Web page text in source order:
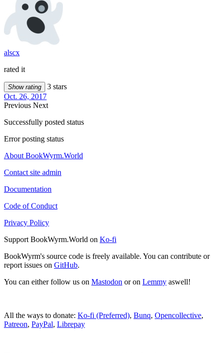
alscx
rated it
Show rating
3 stars
Oct. 26, 2017
Previous Next
Successfully posted status
Error posting status
About BookWyrm.World
Contact site admin
Documentation
Code of Conduct
Privacy Policy
Support BookWyrm.World on Ko-fi
BookWyrm's source code is freely available. You can contribute or
report issues on GitHub.
You can either follow us on Mastodon or on Lemmy aswell!
All the ways to donate: Ko-fi (Preferred), Bunq, Opencollective,
Patreon, PayPal, Librepay